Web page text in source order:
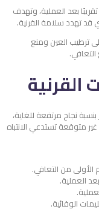
بعد العملية، وتهدف
قد تهدد سلامة القرنية.
ترطيب العين ومنع
نجاح مرتفعة للغاية،
متوقعة تستدعي الانتباه
من التعافي.
العملية.
الوقائية.